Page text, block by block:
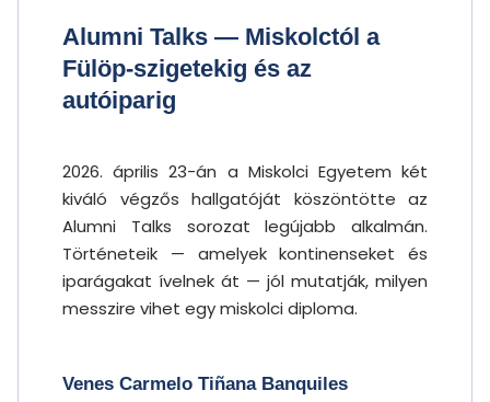
Alumni Talks — Miskolctól a
Fülöp-szigetekig és az
autóiparig
2026. április 23-án a Miskolci Egyetem két
kiváló végzős hallgatóját köszöntötte az
Alumni Talks sorozat legújabb alkalmán.
Történeteik — amelyek kontinenseket és
iparágakat ívelnek át — jól mutatják, milyen
messzire vihet egy miskolci diploma.
Venes Carmelo Tiñana Banquiles